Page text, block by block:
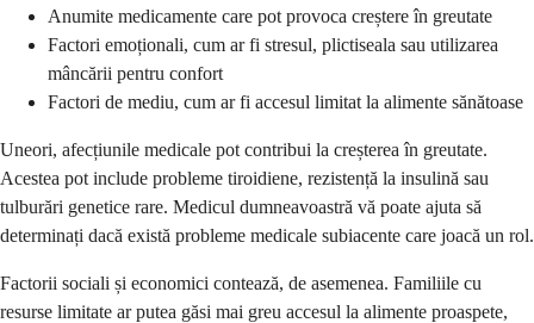
Anumite medicamente care pot provoca creștere în greutate
Factori emoționali, cum ar fi stresul, plictiseala sau utilizarea
mâncării pentru confort
Factori de mediu, cum ar fi accesul limitat la alimente sănătoase
Uneori, afecțiunile medicale pot contribui la creșterea în greutate.
Acestea pot include probleme tiroidiene, rezistență la insulină sau
tulburări genetice rare. Medicul dumneavoastră vă poate ajuta să
determinați dacă există probleme medicale subiacente care joacă un rol.
Factorii sociali și economici contează, de asemenea. Familiile cu
resurse limitate ar putea găsi mai greu accesul la alimente proaspete,